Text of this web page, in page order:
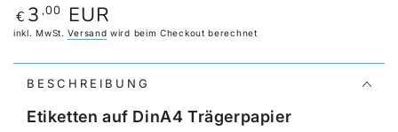
Regulärer
Preis
€ 3 ,00 EUR
inkl. MwSt.Versand wird beim Checkout berechnet
BESCHREIBUNG
Etiketten auf DinA4 Trägerpapier